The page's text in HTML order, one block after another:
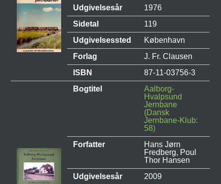
Udgivelsesår
1976
Sidetal
119
Udgivelsessted
København
Forlag
J. Fr. Clausen
ISBN
87-11-03756-3
Bogtitel
Aalborg-
Hvalpsund
Jernbane
(Dansk
Jernbane-Klub:
58)
Forfatter
Hans Jørn
Fredberg, Poul
Thor Hansen
Udgivelsesår
2009